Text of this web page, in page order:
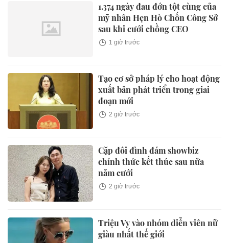
1.374 ngày đau đớn tột cùng của
mỹ nhân Hẹn Hò Chốn Công Sở
sau khi cưới chồng CEO
1 giờ trước
Tạo cơ sở pháp lý cho hoạt động
xuất bản phát triển trong giai
đoạn mới
2 giờ trước
Cặp đôi đình đám showbiz
chính thức kết thúc sau nửa
năm cưới
2 giờ trước
Triệu Vy vào nhóm diễn viên nữ
giàu nhất thế giới